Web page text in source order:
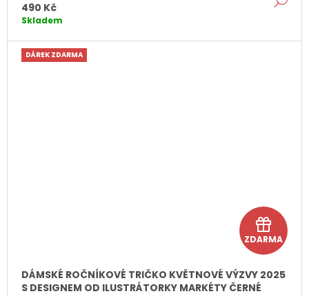
k
490 Kč
Skladem
á
r
ZDARMA
DÁREK ZDARMA
DÁMSKÉ ROČNÍKOVÉ TRIČKO KVĚTNOVÉ VÝZVY 2025
S DESIGNEM OD ILUSTRÁTORKY MARKÉTY ČERNÉ